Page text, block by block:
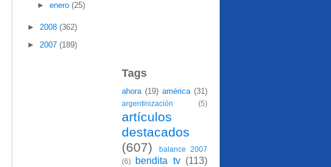
► enero (25)
► 2008 (362)
► 2007 (189)
Tags
ahora (19) américa (31)
argentinización (5)
artículos
destacados
(607)
balance 2007
(6)
bendita tv (113)